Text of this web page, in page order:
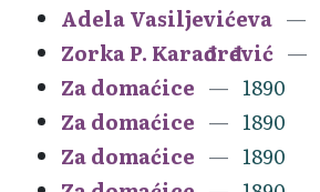
Adela Vasiljevićeva
Zorka P. Karađorđević
Za domaćice
1890
Za domaćice
1890
Za domaćice
1890